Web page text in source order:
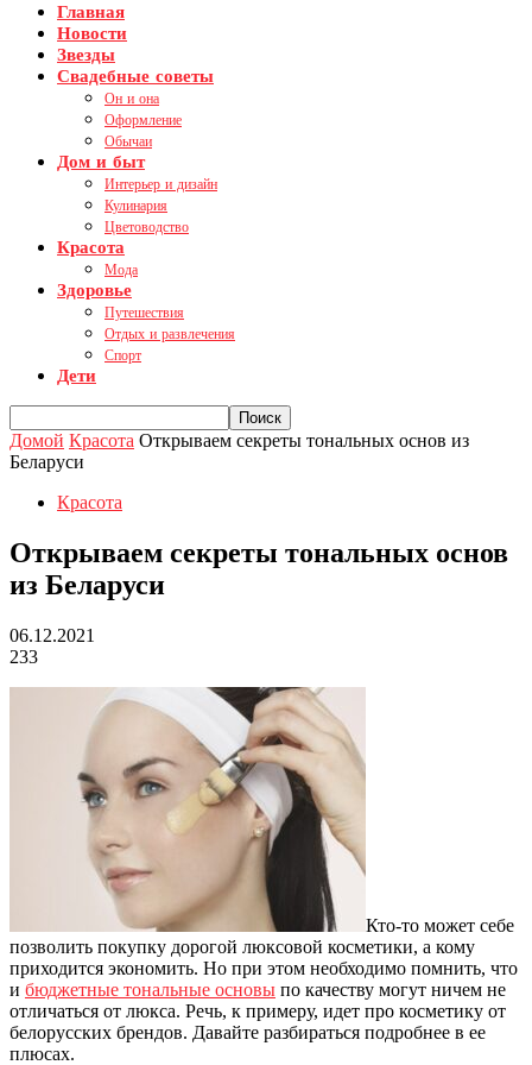
Главная
Новости
Звезды
Свадебные советы
Он и она
Оформление
Обычаи
Дом и быт
Интерьер и дизайн
Кулинария
Цветоводство
Красота
Мода
Здоровье
Путешествия
Отдых и развлечения
Спорт
Дети
Домой Красота Открываем секреты тональных основ из
Беларуси
Красота
Открываем секреты тональных основ
из Беларуси
06.12.2021
233
Кто-то может себе
позволить покупку дорогой люксовой косметики, а кому
приходится экономить. Но при этом необходимо помнить, что
и бюджетные тональные основы по качеству могут ничем не
отличаться от люкса. Речь, к примеру, идет про косметику от
белорусских брендов. Давайте разбираться подробнее в ее
плюсах.